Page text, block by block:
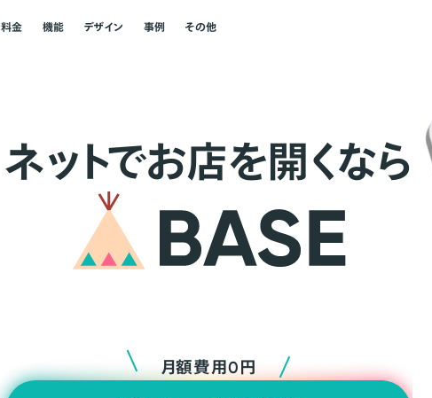
料金 機能 デザイン 事例 その他
ネッ トでお店を開くなら
月額費用0円